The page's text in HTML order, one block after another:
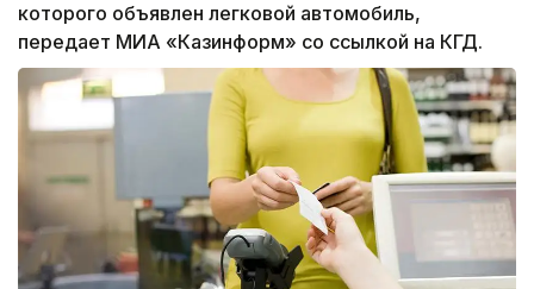
которого объявлен легковой автомобиль,
передает МИА «Казинформ» со ссылкой на КГД.